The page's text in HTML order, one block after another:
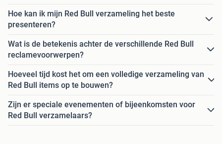
Hoe kan ik mijn Red Bull verzameling het beste
presenteren?
Wat is de betekenis achter de verschillende Red Bull
reclamevoorwerpen?
Hoeveel tijd kost het om een volledige verzameling van
Red Bull items op te bouwen?
Zijn er speciale evenementen of bijeenkomsten voor
Red Bull verzamelaars?